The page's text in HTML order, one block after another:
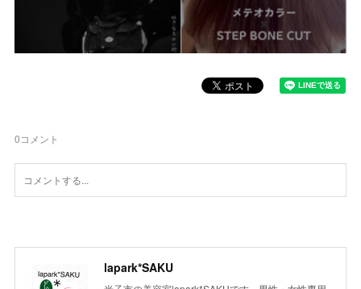
0コメント
lapark*SAKU